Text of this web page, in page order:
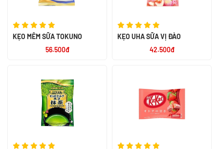
KẸO MỀM SỮA TOKUNO
56.500đ
KẸO UHA SỮA VỊ ĐÀO
42.500đ